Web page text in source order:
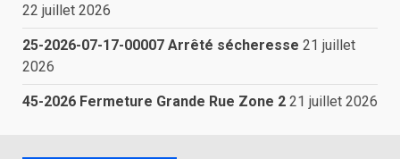
22 juillet 2026
25-2026-07-17-00007 Arrêté sécheresse 21 juillet
2026
45-2026 Fermeture Grande Rue Zone 2 21 juillet 2026